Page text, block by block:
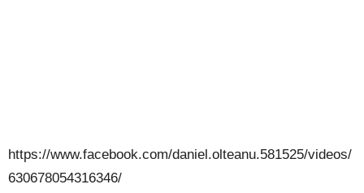
https://www.facebook.com/daniel.olteanu.581525/videos/
630678054316346/